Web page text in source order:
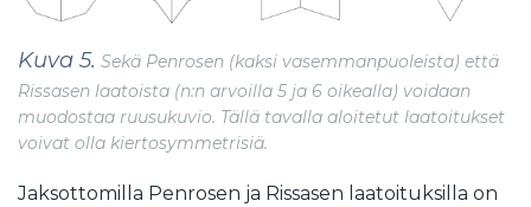
Kuva 5. Sekä Penrosen (kaksi vasemmanpuoleista) että
Rissasen laatoista (n:n arvoilla 5 ja 6 oikealla) voidaan
muodostaa ruusukuvio. Tällä tavalla aloitetut laatoitukset
voivat olla kiertosymmetrisiä.
Jaksottomilla Penrosen ja Rissasen laatoituksilla on